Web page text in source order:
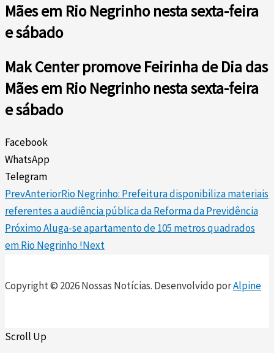
Mães em Rio Negrinho nesta sexta-feira
e sábado
Mak Center promove Feirinha de Dia das
Mães em Rio Negrinho nesta sexta-feira
e sábado
Facebook
WhatsApp
Telegram
PrevAnteriorRio Negrinho: Prefeitura disponibiliza materiais
referentes a audiência pública da Reforma da Previdência
PróximoAluga-se apartamento de 105 metros quadrados
em Rio Negrinho !Next
Copyright © 2026 Nossas Notícias. Desenvolvido porAlpine
Scroll Up